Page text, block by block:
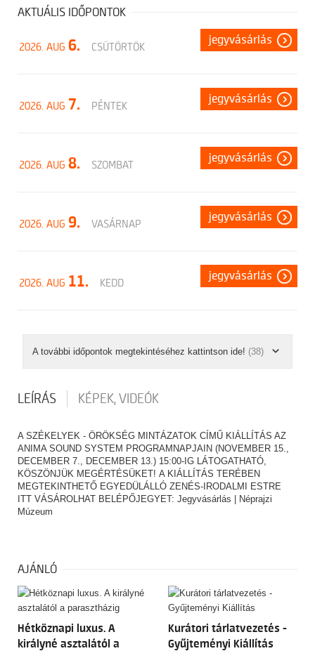
AKTUÁLIS IDŐPONTOK
2026. AUG 6. CSÜTÖRTÖK
jegyvásárlás
2026. AUG 7. PÉNTEK
jegyvásárlás
2026. AUG 8. SZOMBAT
jegyvásárlás
2026. AUG 9. VASÁRNAP
jegyvásárlás
2026. AUG 11. KEDD
jegyvásárlás
A további időpontok megtekintéséhez kattintson ide! (38)
LEÍRÁS KÉPEK, VIDEÓK
A SZÉKELYEK - ÖRÖKSÉG MINTÁZATOK CÍMŰ KIÁLLÍTÁS AZ
ANIMA SOUND SYSTEM PROGRAMNAPJAIN (NOVEMBER 15.,
DECEMBER 7., DECEMBER 13.) 15:00-IG LÁTOGATHATÓ,
KÖSZÖNJÜK MEGÉRTÉSÜKET! A KIÁLLÍTÁS TERÉBEN
MEGTEKINTHETŐ EGYEDÜLÁLLÓ ZENÉS-IRODALMI ESTRE
ITT VÁSÁROLHAT BELÉPŐJEGYET: Jegyvásárlás | Néprajzi
Múzeum
AJÁNLÓ
Hétköznapi luxus. A
királyné asztalától a
Kurátori tárlatvezetés -
Gyűjteményi Kiállítás